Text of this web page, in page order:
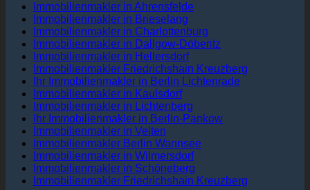
Immobilienmakler in Ahrensfelde
Immobilienmakler in Brieselang
Immobilienmakler in Charlottenburg
Immobilienmakler in Dallgow-Döberitz
Immobilienmakler in Hellersdorf
Immobilienmakler Friedrichshain Kreuzberg
Ihr Immobilienmakler in Berlin Lichtenrade
Immobilienmakler in Kaulsdorf
Immobilienmakler in Lichtenberg
Ihr Immobilienmakler in Berlin-Pankow
Immobilienmakler in Velten
Immobilienmakler Berlin Wannsee
Immobilienmakler in Wilmersdorf
Immobilienmakler in Schöneberg
Immobilienmakler Friedrichshain Kreuzberg